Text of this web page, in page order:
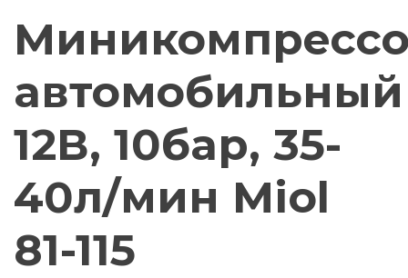
автомобильный
12В, 10бар, 35-
40л/мин Miol
81-115